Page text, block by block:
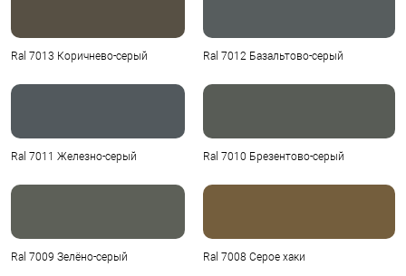
Ral 7013 Коричнево-серый Ral 7012 Базальтово-серый
Ral 7011 Железно-серый Ral 7010 Брезентово-серый
Ral 7009 Зелёно-серый Ral 7008 Серое хаки